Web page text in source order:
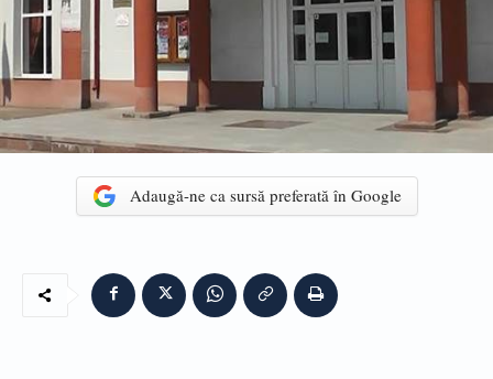
Adaugă-ne ca sursă preferată în Google